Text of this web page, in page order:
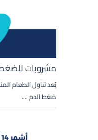
مشروبات
يُعد تناول الطعام
ضغط الدم ....